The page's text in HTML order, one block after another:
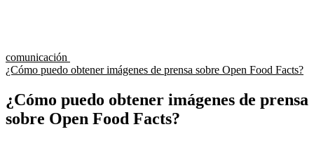
comunicación
¿Cómo puedo obtener imágenes de prensa sobre Open Food Facts?
¿Cómo puedo obtener imágenes de prensa
sobre Open Food Facts?